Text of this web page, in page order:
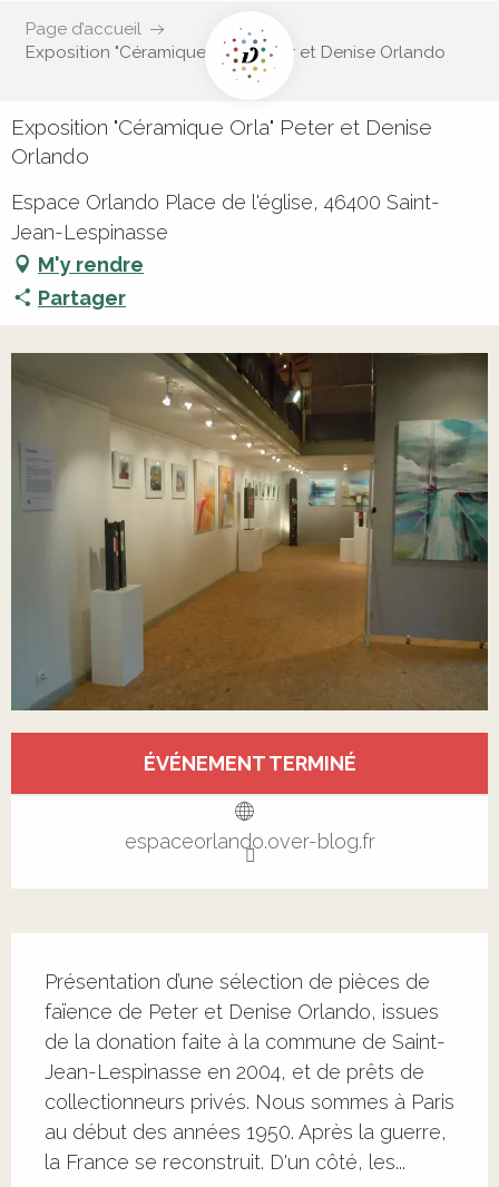
Page d’accueil
Exposition "Céramique Orla" Peter et Denise Orlando
Exposition "Céramique Orla" Peter et Denise
Orlando
Espace Orlando Place de l'église, 46400 Saint-
Jean-Lespinasse
M'y rendre
Partager
Ouverture et coordonnées
ÉVÉNEMENT TERMINÉ
espaceorlando.over-blog.fr
Présentation d’une sélection de pièces de
faïence de Peter et Denise Orlando, issues
de la donation faite à la commune de Saint-
Jean-Lespinasse en 2004, et de prêts de
collectionneurs privés. Nous sommes à Paris
au début des années 1950. Après la guerre,
la France se reconstruit. D'un côté, les...